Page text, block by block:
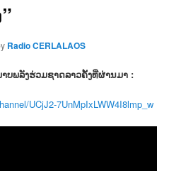
Radio CERLALAOS
ບພລັງຮ່ວມຊາດລາວຄັ້ງທີ່ຜ່ານມາ :
UCjJ2-7UnMpIxLWW4I8lmp_w